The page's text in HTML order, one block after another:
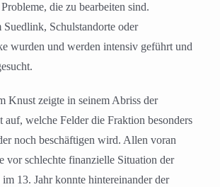
die zu bearbeiten sind.
Suedlink, Schulstandorte oder
wurden und werden intensiv geführt und
Knust zeigte in seinem Abriss der
auf, welche Felder die Fraktion besonders
noch beschäftigen wird. Allen voran
vor schlechte finanzielle Situation der
13. Jahr konnte hintereinander der